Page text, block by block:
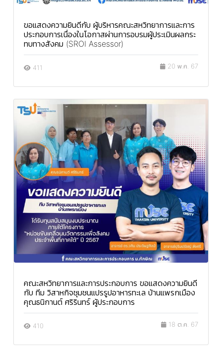
ขอแสดงความยินดีกับ ผู้บริหารคณะสหวิทยาการและการ
ประกอบการเนื่องในโอกาสผ่านการอบรมผู้ประเมินผลกระ
ทบทางสังคม (SROI Assessor)
411 20 พ.ค. 67
คณะสหวิทยาการและการประกอบการ ขอแสดงความยินดี
กับ ทีม วิสาหกิจชุมชนแปรรูปอาหารทะเล บ้านแพรกเมือง
คุณธนิกานต์ ศริรินทร์ ผู้ประกอบการ
410 18 ต.ค. 67